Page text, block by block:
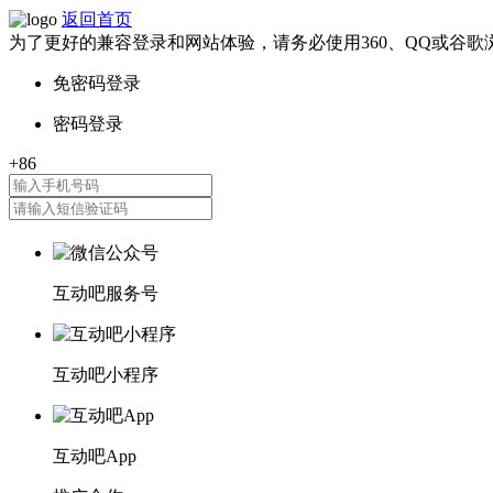
返回首页
为了更好的兼容登录和网站体验，请务必使用360、QQ或谷歌
互动吧服务号
互动吧小程序
互动吧App